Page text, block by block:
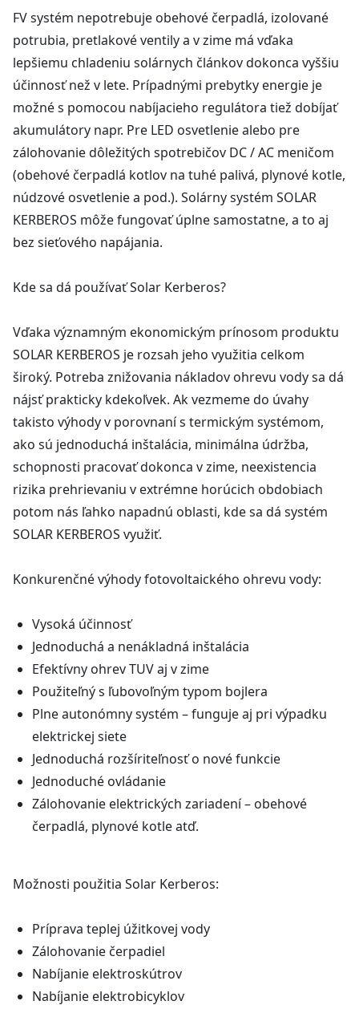
FV systém nepotrebuje obehové čerpadlá, izolované
potrubia, pretlakové ventily a v zime má vďaka
lepšiemu chladeniu solárnych článkov dokonca vyššiu
účinnosť než v lete. Prípadnými prebytky energie je
možné s pomocou nabíjacieho regulátora tiež dobíjať
akumulátory napr. Pre LED osvetlenie alebo pre
zálohovanie dôležitých spotrebičov DC / AC meničom
(obehové čerpadlá kotlov na tuhé palivá, plynové kotle,
núdzové osvetlenie a pod.). Solárny systém SOLAR
KERBEROS môže fungovať úplne samostatne, a to aj
bez sieťového napájania.
Kde sa dá používať Solar Kerberos?
Vďaka významným ekonomickým prínosom produktu
SOLAR KERBEROS je rozsah jeho využitia celkom
široký. Potreba znižovania nákladov ohrevu vody sa dá
nájsť prakticky kdekoľvek. Ak vezmeme do úvahy
takisto výhody v porovnaní s termickým systémom,
ako sú jednoduchá inštalácia, minimálna údržba,
schopnosti pracovať dokonca v zime, neexistencia
rizika prehrievaniu v extrémne horúcich obdobiach
potom nás ľahko napadnú oblasti, kde sa dá systém
SOLAR KERBEROS využiť.
Konkurenčné výhody fotovoltaického ohrevu vody:
Vysoká účinnosť
Jednoduchá a nenákladná inštalácia
Efektívny ohrev TUV aj v zime
Použiteľný s ľubovoľným typom bojlera
Plne autonómny systém – funguje aj pri výpadku
elektrickej siete
Jednoduchá rozšíriteľnosť o nové funkcie
Jednoduché ovládanie
Zálohovanie elektrických zariadení – obehové
čerpadlá, plynové kotle atď.
Možnosti použitia Solar Kerberos:
Príprava teplej úžitkovej vody
Zálohovanie čerpadiel
Nabíjanie elektroskútrov
Nabíjanie elektrobicyklov